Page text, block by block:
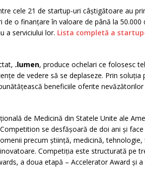
cele 21 de startup-uri câștigătoare au
de o finanțare în valoare de până la 50.000
a serviciului lor. Lista completă a
.lumen, produce ochelari ce folosesc
de vedere să se deplaseze. Prin soluția
beneficiile oferite
de Medicină din Statele Unite ale
se desfășoară de doi ani și face
precum știință, medicină,
Competiția este structurată pe
a doua etapă – Accelerator Award și